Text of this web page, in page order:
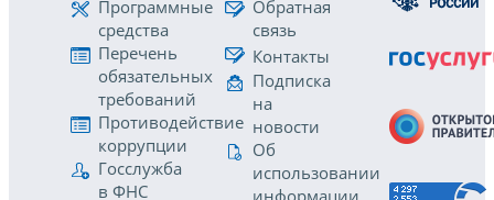
Программные
средства
Перечень
обязательных
требований
Противодействие
коррупции
Госслужба
в ФНС
Обратная
связь
Контакты
Подписка
на
новости
Об
использовании